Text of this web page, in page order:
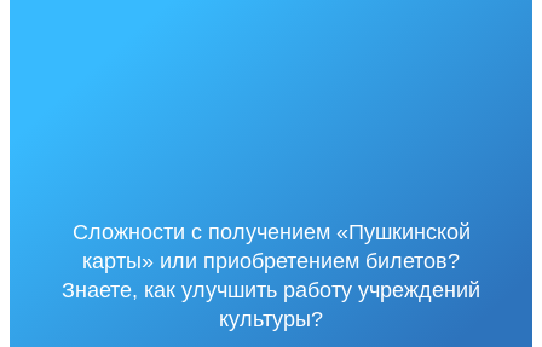
Сложности с получением «Пушкинской
карты» или приобретением билетов?
Знаете, как улучшить работу учреждений
культуры?